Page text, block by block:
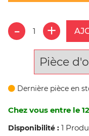
Pièce
Dernière pièce en
Chez vous entre le
Disponibilité : 1